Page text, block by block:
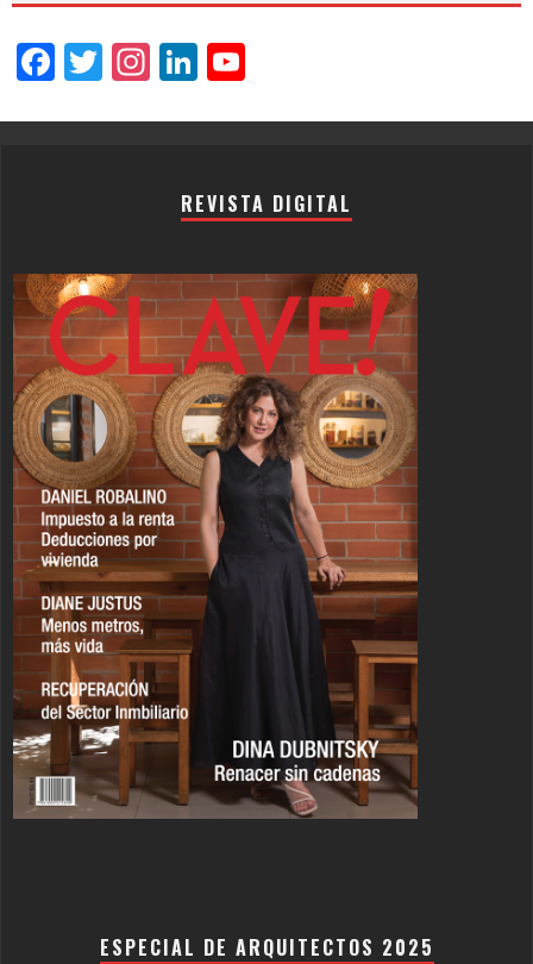
Facebook
Twitter
Instagram
LinkedIn
REVISTA DIGITAL
ESPECIAL DE ARQUITECTOS 2025